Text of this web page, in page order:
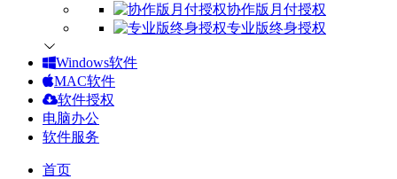
协作版月付授权
专业版终身授权
Windows软件
MAC软件
软件授权
电脑办公
软件服务
首页